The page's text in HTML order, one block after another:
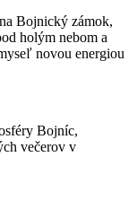
Bojnický zámok,
holým nebom a
novou energiou
Bojníc,
večerov v